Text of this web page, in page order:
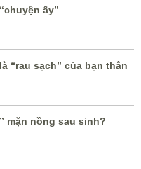
ấy”
“rau sạch” của bạn thân
mặn nồng sau sinh?